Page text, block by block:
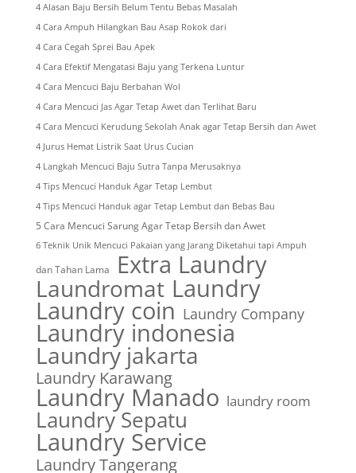
4 Alasan Baju Bersih Belum Tentu Bebas Masalah
4 Cara Ampuh Hilangkan Bau Asap Rokok dari
4 Cara Cegah Sprei Bau Apek
4 Cara Efektif Mengatasi Baju yang Terkena Luntur
4 Cara Mencuci Baju Berbahan Wol
4 Cara Mencuci Jas Agar Tetap Awet dan Terlihat Baru
4 Cara Mencuci Kerudung Sekolah Anak agar Tetap Bersih dan Awet
4 Jurus Hemat Listrik Saat Urus Cucian
4 Langkah Mencuci Baju Sutra Tanpa Merusaknya
4 Tips Mencuci Handuk Agar Tetap Lembut
4 Tips Mencuci Handuk agar Tetap Lembut dan Bebas Bau
5 Cara Mencuci Sarung Agar Tetap Bersih dan Awet
6 Teknik Unik Mencuci Pakaian yang Jarang Diketahui tapi Ampuh
dan Tahan Lama Extra Laundry
Laundromat Laundry
Laundry coin Laundry Company
Laundry indonesia
Laundry jakarta
Laundry Karawang
Laundry Manado laundry room
Laundry Sepatu
Laundry Service
Laundry Tangerang